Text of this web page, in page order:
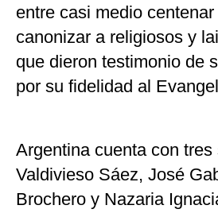
entre casi medio
canonizar a religiosos y
que dieron testimonio de
por su fidelidad al
Argentina cuenta con
Valdivieso Sáez, José
Brochero y Nazaria